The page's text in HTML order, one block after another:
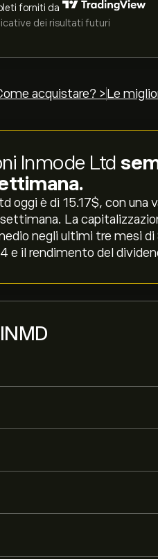
forniti da
dei risultati futuri
acquistare? > Le
Inmode Ltd
oggi è di 15.17‎$‎, con
La
negli ultimi tre mesi
e il rendimento del